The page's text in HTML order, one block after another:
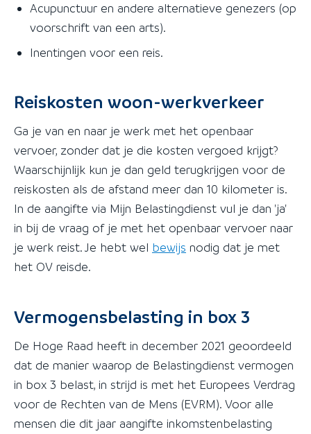
Acupunctuur en andere alternatieve genezers (op
voorschrift van een arts).
Inentingen voor een reis.
Reiskosten woon-werkverkeer
Ga je van en naar je werk met het openbaar
vervoer, zonder dat je die kosten vergoed krijgt?
Waarschijnlijk kun je dan geld terugkrijgen voor de
reiskosten als de afstand meer dan 10 kilometer is.
In de aangifte via Mijn Belastingdienst vul je dan 'ja'
in bij de vraag of je met het openbaar vervoer naar
je werk reist. Je hebt wel bewijs nodig dat je met
het OV reisde.
Vermogensbelasting in box 3
De Hoge Raad heeft in december 2021 geoordeeld
dat de manier waarop de Belastingdienst vermogen
in box 3 belast, in strijd is met het Europees Verdrag
voor de Rechten van de Mens (EVRM). Voor alle
mensen die dit jaar aangifte inkomstenbelasting